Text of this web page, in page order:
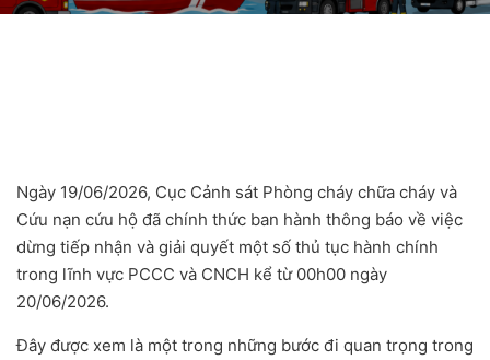
Ngày 19/06/2026, Cục Cảnh sát Phòng cháy chữa cháy và
Cứu nạn cứu hộ đã chính thức ban hành thông báo về việc
dừng tiếp nhận và giải quyết một số thủ tục hành chính
trong lĩnh vực PCCC và CNCH kể từ 00h00 ngày
20/06/2026.
Đây được xem là một trong những bước đi quan trọng trong